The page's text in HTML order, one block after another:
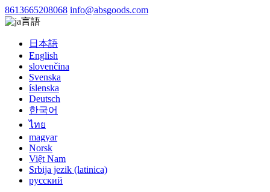
8613665208068 info@absgoods.com
言語
日本語
English
slovenčina
Svenska
íslenska
Deutsch
한국어
ไทย
magyar
Norsk
Việt Nam
Srbija jezik (latinica)
русский